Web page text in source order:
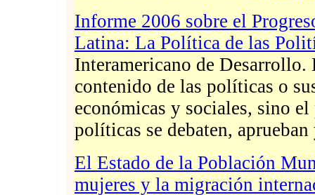
Informe 2006 sobre el
Latina: La Política de las
Interamericano de Desarrollo.
contenido de las políticas o
económicas y sociales, sino
políticas se debaten,
El Estado de la Población
mujeres y la migración